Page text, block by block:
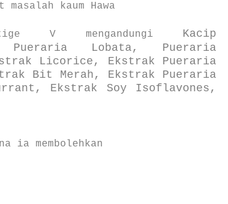
kaum Hawa
V mengandungi Kacip
Pueraria Lobata, Pueraria
Licorice, Ekstrak Pueraria
Bit Merah, Ekstrak Pueraria
Ekstrak Soy Isoflavones,
ia membolehkan